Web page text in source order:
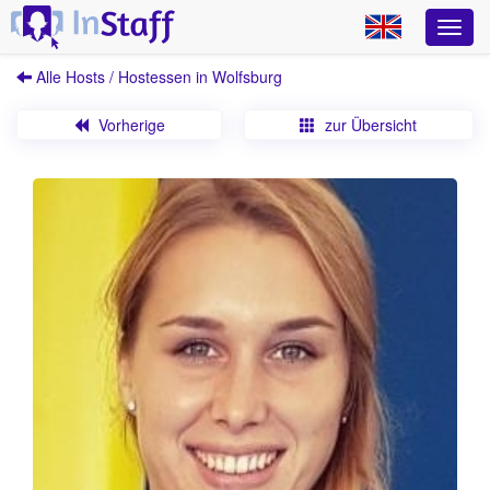
Alle Hosts / Hostessen in Wolfsburg
Vorherige zur Übersicht